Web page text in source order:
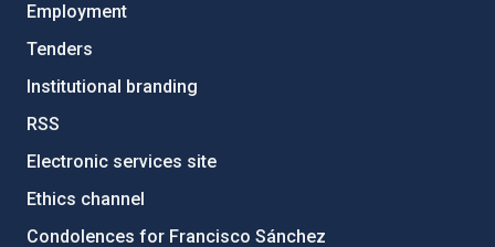
Employment
Tenders
Institutional branding
RSS
Electronic services site
Ethics channel
Condolences for Francisco Sánchez